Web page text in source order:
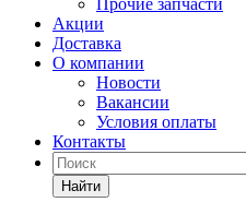
Прочие запчасти
Акции
Доставка
О компании
Новости
Вакансии
Условия оплаты
Контакты
Найти